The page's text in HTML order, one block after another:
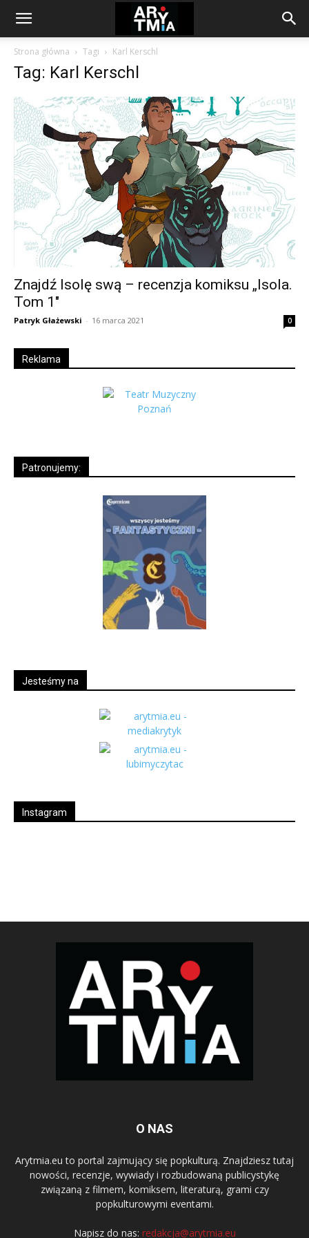
arytmia.eu
Strona główna Tagi Karl Kerschl
Tag: Karl Kerschl
Znajdź Isolę swą – recenzja komiksu „Isola.
Tom 1″
Patryk Głażewski - 16 marca 2021 0
Reklama
Patronujemy:
Jesteśmy na
Instagram
O NAS
Arytmia.eu to portal zajmujący się popkulturą. Znajdziesz tutaj
nowości, recenzje, wywiady i rozbudowaną publicystykę
związaną z filmem, komiksem, literaturą, grami czy
popkulturowymi eventami.
Napisz do nas: redakcja@arytmia.eu